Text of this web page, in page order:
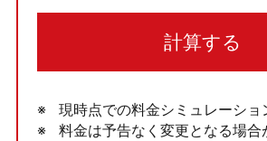
計算する
現時点での料金シミュレーショ
料金は予告なく変更となる場合